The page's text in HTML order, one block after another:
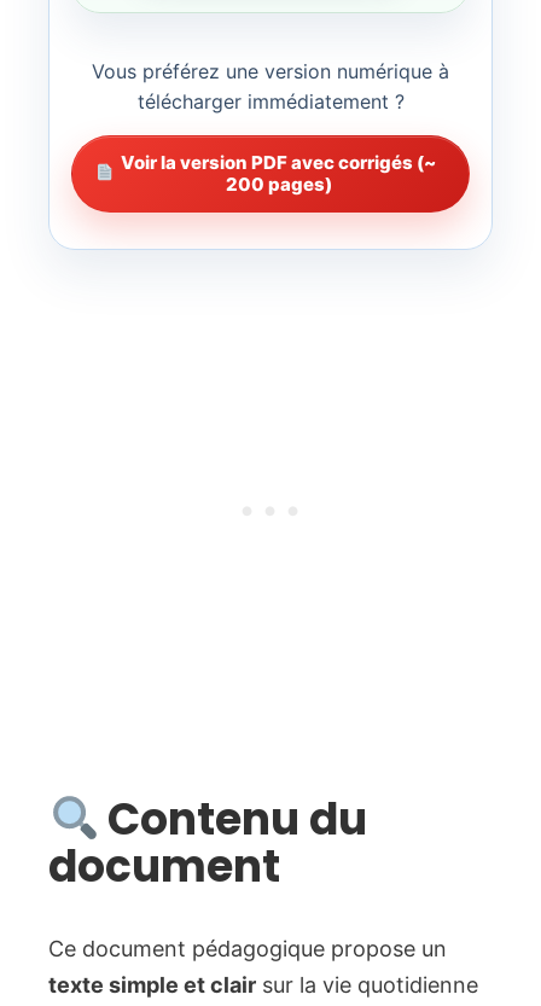
Vous préférez une version numérique à
télécharger immédiatement ?
Voir la version PDF avec corrigés (~
200 pages)
Contenu du
document
Ce document pédagogique propose un
texte simple et clair sur la vie quotidienne